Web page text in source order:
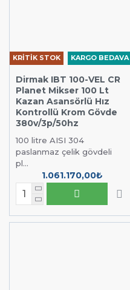
KARGO BEDAVA
KRİTİK STOK
Dirmak IBT 100-VEL CR
Planet Mikser 100 Lt
Kazan Asansörlü Hız
Kontrollü Krom Gövde
380v/3p/50hz
100 litre AISI 304
paslanmaz çelik gövdeli
pl...
1.061.170,00₺